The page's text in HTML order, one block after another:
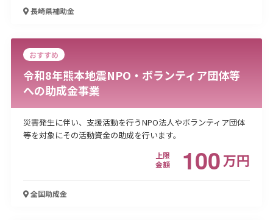
長崎県補助金
おすすめ
令和8年熊本地震NPO・ボランティア団体等
への助成金事業
災害発生に伴い、支援活動を行うNPO法人やボランティア団体
等を対象にその活動資金の助成を行います。
上限
金額
100万円
全国助成金